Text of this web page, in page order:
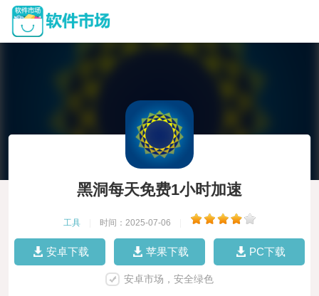
黑洞每天免费1小时加速
工具 时间：2025-07-06
安卓下载 苹果下载 PC下载
安卓市场，安全绿色